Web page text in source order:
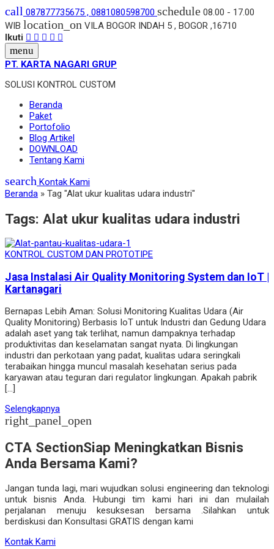
call 087877735675 , 0881080598700 schedule 08.00 - 17.00
WIB location_on VILA BOGOR INDAH 5 , BOGOR ,16710
Ikuti
menu
PT. KARTA NAGARI GRUP
SOLUSI KONTROL CUSTOM
Beranda
Paket
Portofolio
Blog Artikel
DOWNLOAD
Tentang Kami
search Kontak Kami
Beranda » Tag "Alat ukur kualitas udara industri"
Tags: Alat ukur kualitas udara industri
KONTROL CUSTOM DAN PROTOTIPE
Jasa Instalasi Air Quality Monitoring System dan IoT |
Kartanagari
Bernapas Lebih Aman: Solusi Monitoring Kualitas Udara (Air
Quality Monitoring) Berbasis IoT untuk Industri dan Gedung Udara
adalah aset yang tak terlihat, namun dampaknya terhadap
produktivitas dan keselamatan sangat nyata. Di lingkungan
industri dan perkotaan yang padat, kualitas udara seringkali
terabaikan hingga muncul masalah kesehatan serius pada
karyawan atau teguran dari regulator lingkungan. Apakah pabrik
[…]
Selengkapnya
right_panel_open
CTA SectionSiap Meningkatkan Bisnis
Anda Bersama Kami?
Jangan tunda lagi, mari wujudkan solusi engineering dan teknologi
untuk bisnis Anda. Hubungi tim kami hari ini dan mulailah
perjalanan menuju kesuksesan bersama .Silahkan untuk
berdiskusi dan Konsultasi GRATIS dengan kami
Kontak Kami